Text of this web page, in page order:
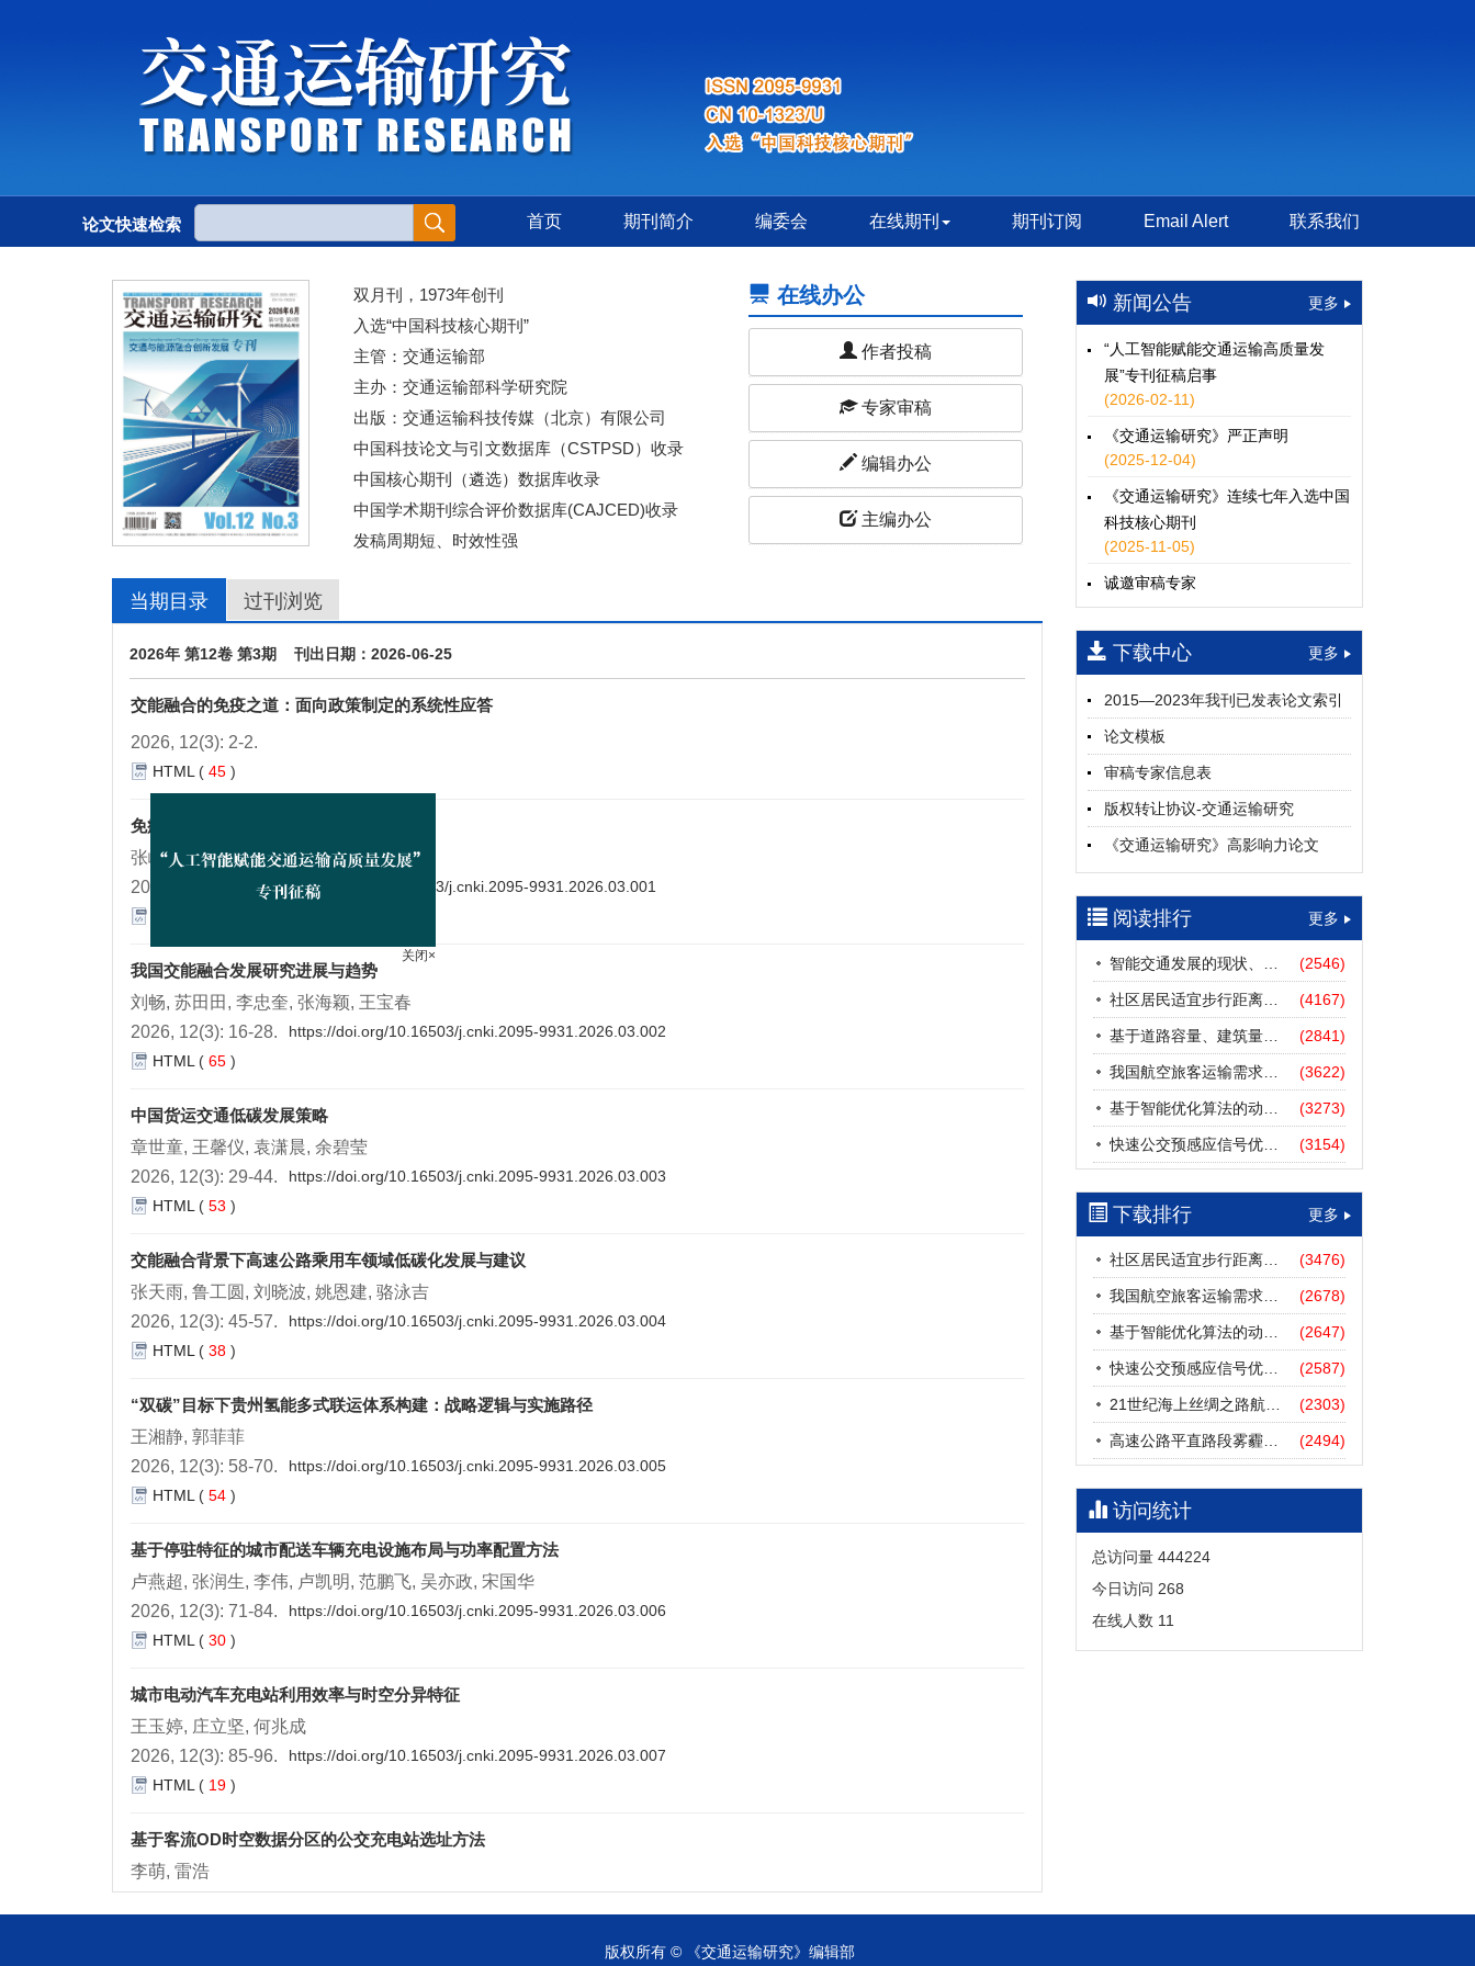
论文快速检索 首页 期刊简介 编委会 在线期刊 期刊订阅 Email Alert 联系我们
双月刊，1973年创刊
入选“中国科技核心期刊”
主管：交通运输部
主办：交通运输部科学研究院
出版：交通运输科技传媒（北京）有限公司
中国科技论文与引文数据库（CSTPSD）收录
中国核心期刊（遴选）数据库收录
中国学术期刊综合评价数据库(CAJCED)收录
发稿周期短、时效性强
在线办公
作者投稿
专家审稿
编辑办公
主编办公
当期目录 过刊浏览
2026年 第12卷 第3期 刊出日期：2026-06-25
交能融合的免疫之道：面向政策制定的系统性应答
2026, 12(3): 2-2.
HTML ( 45 )
免疫智能启发的交能材融合发展对策
张峻屹
2026, 12(3): 3-15.
https://doi.org/10.16503/j.cnki.2095-9931.2026.03.001
我国交能融合发展研究进展与趋势
刘畅, 苏田田, 李忠奎, 张海颖, 王宝春
2026, 12(3): 16-28.
https://doi.org/10.16503/j.cnki.2095-9931.2026.03.002
HTML ( 65 )
中国货运交通低碳发展策略
章世童, 王馨仪, 袁潇晨, 余碧莹
2026, 12(3): 29-44.
https://doi.org/10.16503/j.cnki.2095-9931.2026.03.003
HTML ( 53 )
交能融合背景下高速公路乘用车领域低碳化发展与建议
张天雨, 鲁工圆, 刘晓波, 姚恩建, 骆泳吉
2026, 12(3): 45-57.
https://doi.org/10.16503/j.cnki.2095-9931.2026.03.004
HTML ( 38 )
“双碳”目标下贵州氢能多式联运体系构建：战略逻辑与实施路径
王湘静, 郭菲菲
2026, 12(3): 58-70.
https://doi.org/10.16503/j.cnki.2095-9931.2026.03.005
HTML ( 54 )
基于停驻特征的城市配送车辆充电设施布局与功率配置方法
卢燕超, 张润生, 李伟, 卢凯明, 范鹏飞, 吴亦政, 宋国华
2026, 12(3): 71-84.
https://doi.org/10.16503/j.cnki.2095-9931.2026.03.006
HTML ( 30 )
城市电动汽车充电站利用效率与时空分异特征
王玉婷, 庄立坚, 何兆成
2026, 12(3): 85-96.
https://doi.org/10.16503/j.cnki.2095-9931.2026.03.007
HTML ( 19 )
基于客流OD时空数据分区的公交充电站选址方法
李萌, 雷浩
新闻公告 更多
“人工智能赋能交通运输高质量发
展”专刊征稿启事
(2026-02-11)
《交通运输研究》严正声明
(2025-12-04)
《交通运输研究》连续七年入选中国
科技核心期刊
(2025-11-05)
诚邀审稿专家
(2024-04-25)
下载中心 更多
2015—2023年我刊已发表论文索引
论文模板
审稿专家信息表
版权转让协议-交通运输研究
《交通运输研究》高影响力论文
（2012—2022）
参考文献及常用法定计量单位样例
中英文摘要撰写规范及样例
阅读排行 更多
(2546)
社区居民适宜步行距离阈值研究 (4167)
基于道路容量、建筑量、汽车保有量的拥堵指数敏感性分析 (2841)
我国航空旅客运输需求预测——基于计量经济学与系统动力学组合模型 (3622)
(3273)
快速公交预感应信号优先协调控制策略 (3154)
下载排行 更多
社区居民适宜步行距离阈值研究 (3476)
我国航空旅客运输需求预测——基于计量经济学与系统动力学组合模型 (2678)
(2647)
快速公交预感应信号优先协调控制策略 (2587)
(2303)
高速公路平直路段雾霾天气下的IDM跟驰模型分析 (2494)
访问统计
总访问量 444224
今日访问 268
在线人数 11
版权所有 © 《交通运输研究》编辑部